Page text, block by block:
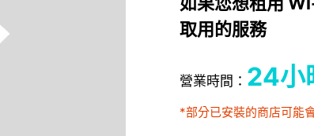
取用的服務
營業時間： 24小
*部分已安裝的商店可能